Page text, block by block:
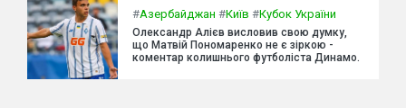
#Азербайджан #Київ #Кубок України
Олександр Алієв висловив свою думку,
що Матвій Пономаренко не є зіркою -
коментар колишнього футболіста Динамо.